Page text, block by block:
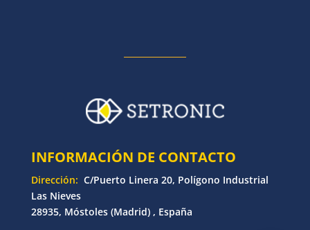
INFORMACIÓN DE CONTACTO
Dirección: C/Puerto Linera 20, Polígono Industrial
Las Nieves
28935, Móstoles (Madrid) , España